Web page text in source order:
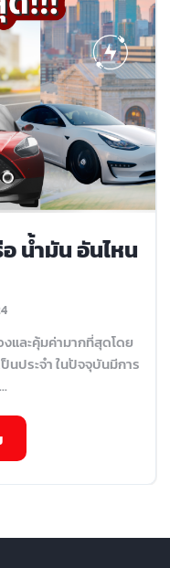
น้ำมัน อันไหน
และคุ้มค่ามากที่สุดโดย
นประจำ ในปัจจุบันมีการ